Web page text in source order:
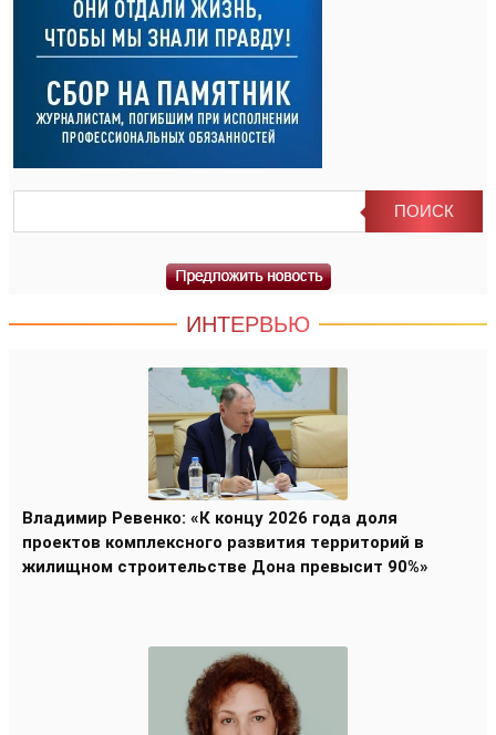
ИНТЕРВЬЮ
Владимир Ревенко: «К концу 2026 года доля
проектов комплексного развития территорий в
жилищном строительстве Дона превысит 90%»